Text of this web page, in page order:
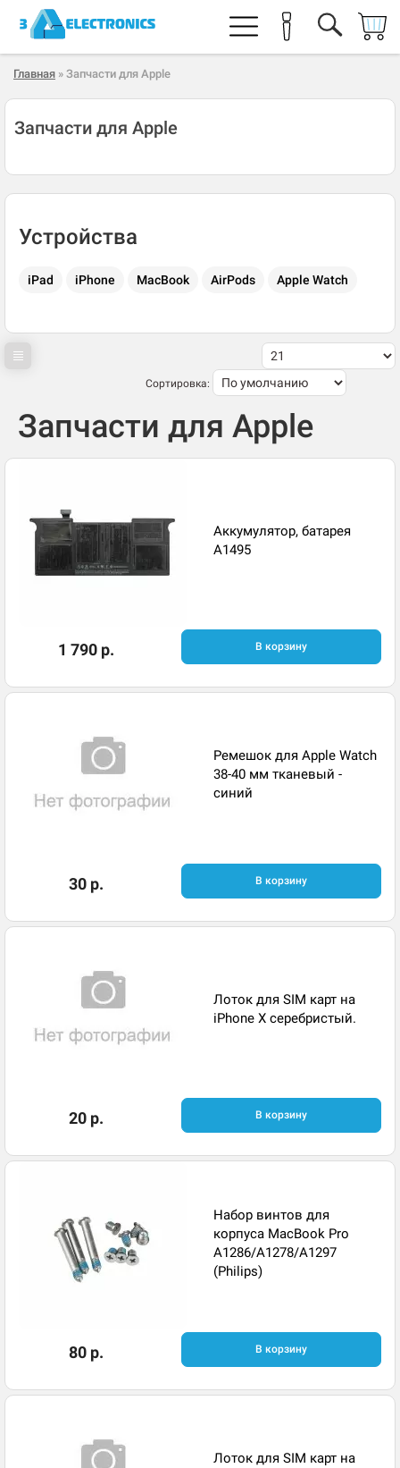
Главная » Запчасти для Apple
Запчасти для Apple
Устройства
iPad iPhone MacBook AirPods Apple Watch
Сортировка:
Запчасти для Apple
Аккумулятор, батарея
A1495
1 790 р. В корзину
Ремешок для Apple Watch
38-40 мм тканевый -
синий
30 р. В корзину
Лоток для SIM карт на
iPhone X серебристый.
20 р. В корзину
Набор винтов для
корпуса MacBook Pro
A1286/A1278/A1297
(Philips)
80 р. В корзину
Лоток для SIM карт на